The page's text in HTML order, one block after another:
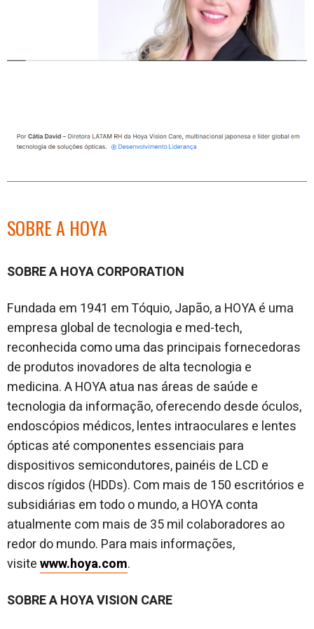
SOBRE A HOYA
SOBRE A HOYA CORPORATION
Fundada em 1941 em Tóquio, Japão, a HOYA é uma
empresa global de tecnologia e med-tech,
reconhecida como uma das principais fornecedoras
de produtos inovadores de alta tecnologia e
medicina. A HOYA atua nas áreas de saúde e
tecnologia da informação, oferecendo desde óculos,
endoscópios médicos, lentes intraoculares e lentes
ópticas até componentes essenciais para
dispositivos semicondutores, painéis de LCD e
discos rígidos (HDDs). Com mais de 150 escritórios e
subsidiárias em todo o mundo, a HOYA conta
atualmente com mais de 35 mil colaboradores ao
redor do mundo. Para mais informações,
visitewww.hoya.com.
SOBRE A HOYA VISION CARE